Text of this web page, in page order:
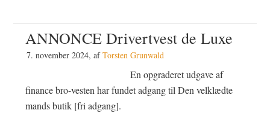
ANNONCE Drivertvest de Luxe
7. november 2024, afTorsten Grunwald
En opgraderet udgave af
finance bro-vesten har fundet adgang til Den velklædte
mands butik [fri adgang].